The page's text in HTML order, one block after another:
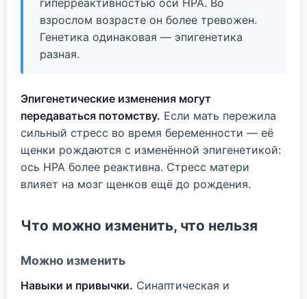
взрослом возрасте он более тревожен.
Генетика одинаковая — эпигенетика
разная.
Эпигенетические изменения могут
передаваться потомству. Если мать пережила
сильный стресс во время беременности — её
щенки рождаются с изменённой эпигенетикой:
ось HPA более реактивна. Стресс матери
влияет на мозг щенков ещё до рождения.
Что можно изменить, что нельзя
Можно изменить
Навыки и привычки. Синаптическая и